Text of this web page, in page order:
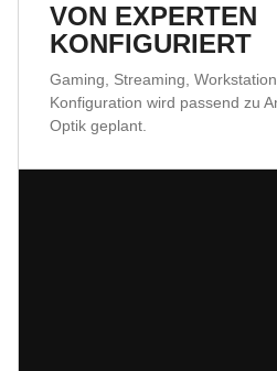
VON EXPERTEN
KONFIGURIERT
Gaming, Streaming,
Konfiguration wird passend zu
Optik geplant.